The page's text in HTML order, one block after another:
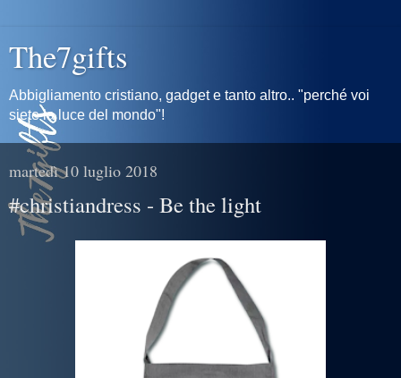
The7gifts
Abbigliamento cristiano, gadget e tanto altro.. "perché voi
siete la luce del mondo"!
martedì 10 luglio 2018
#christiandress - Be the light